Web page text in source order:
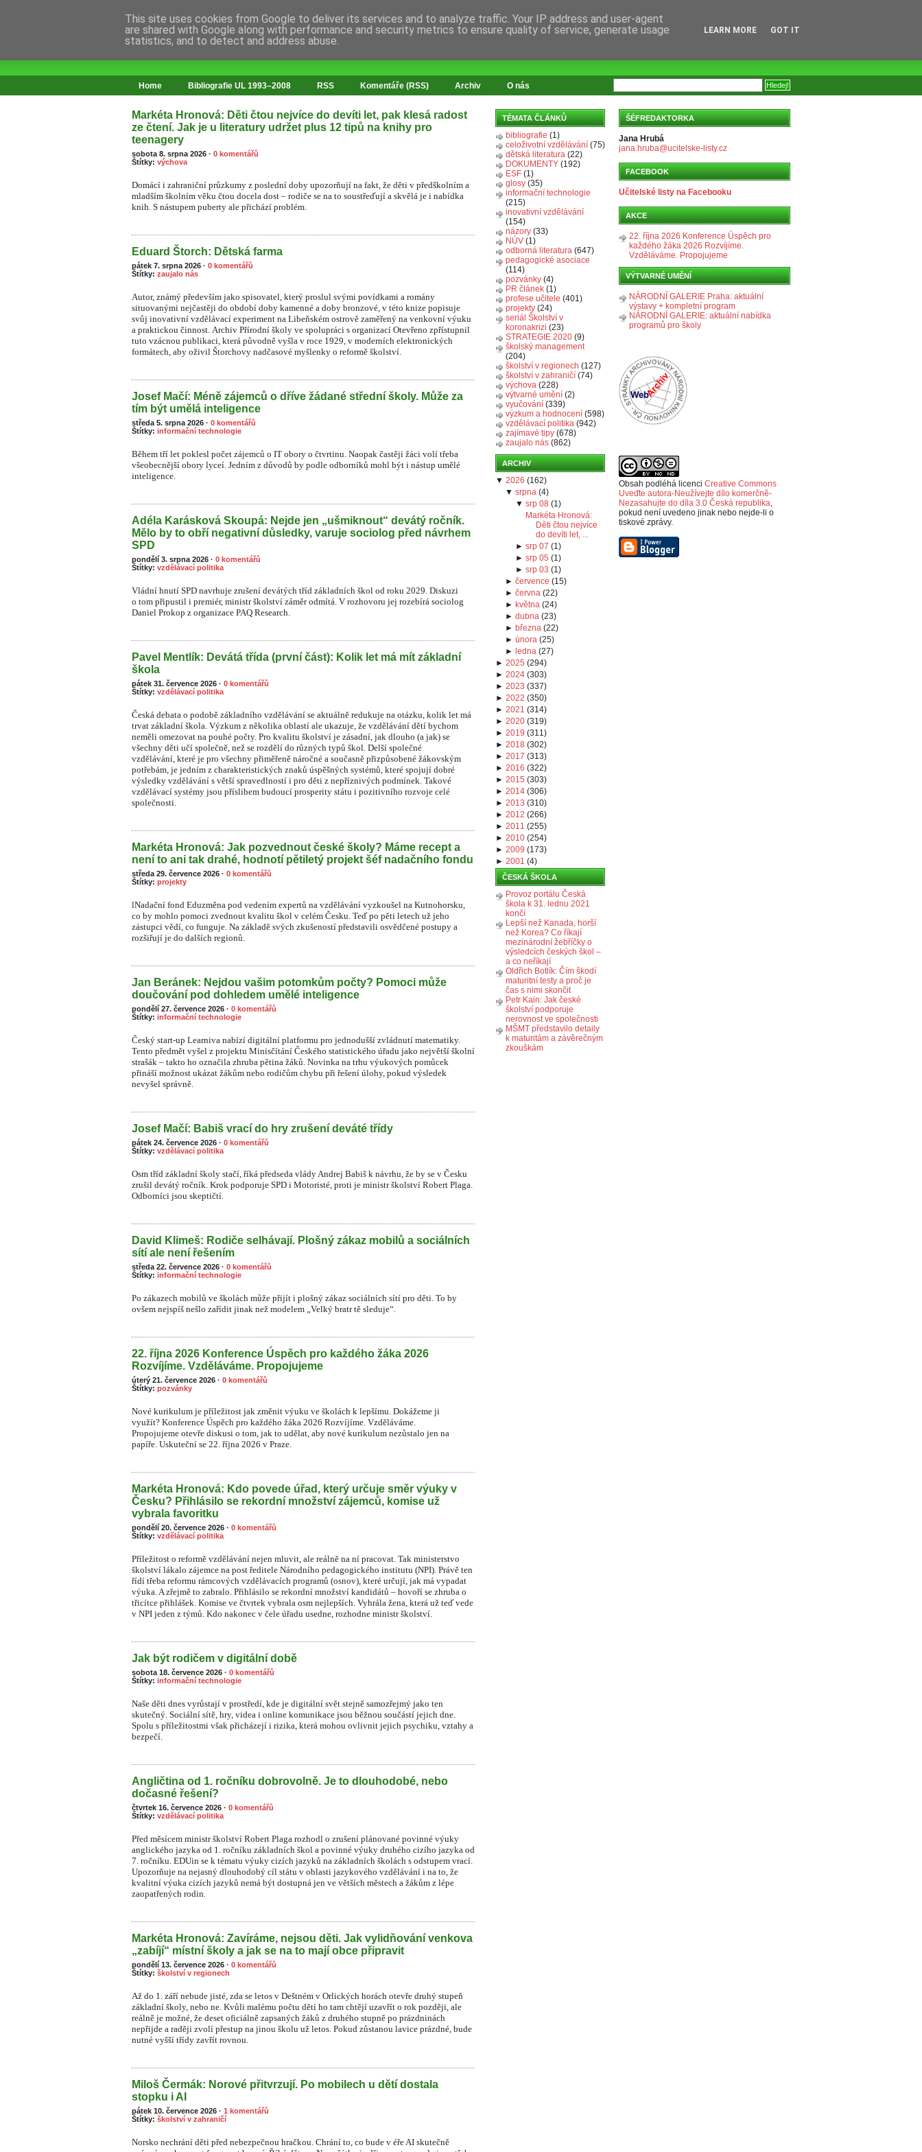
Home Bibliografie UL 1993–2008 RSS Komentáře (RSS) Archiv O nás
Markéta Hronová: Děti čtou nejvíce do devíti let, pak klesá radost
ze čtení. Jak je u literatury udržet plus 12 tipů na knihy pro
teenagery
sobota 8. srpna 2026 · 0 komentářů
Štítky: výchova
Domácí i zahraniční průzkumy z poslední doby upozorňují na fakt, že děti v předškolním a
mladším školním věku čtou docela dost – rodiče se na to soustřeďují a skvělá je i nabídka
knih. S nástupem puberty ale přichází problém.
Eduard Štorch: Dětská farma
pátek 7. srpna 2026 · 0 komentářů
Štítky: zaujalo nás
Autor, známý především jako spisovatel, který proslul svými povídkami a romány
situovanými nejčastěji do období doby kamenné a doby bronzové, v této knize popisuje
svůj inovativní vzdělávací experiment na Libeňském ostrově zaměřený na venkovní výuku
a praktickou činnost. Archiv Přírodní školy ve spolupráci s organizací Otevřeno zpřístupnil
tuto vzácnou publikaci, která původně vyšla v roce 1929, v moderních elektronických
formátech, aby oživil Štorchovy nadčasové myšlenky o reformě školství.
Josef Mačí: Méně zájemců o dříve žádané střední školy. Může za
tím být umělá inteligence
středa 5. srpna 2026 · 0 komentářů
Štítky: informační technologie
Během tří let poklesl počet zájemců o IT obory o čtvrtinu. Naopak častěji žáci volí třeba
všeobecnější obory lyceí. Jedním z důvodů by podle odborníků mohl být i nástup umělé
inteligence.
Adéla Karásková Skoupá: Nejde jen „ušmiknout“ devátý ročník.
Mělo by to obří negativní důsledky, varuje sociolog před návrhem
SPD
pondělí 3. srpna 2026 · 0 komentářů
Štítky: vzdělávací politika
Vládní hnutí SPD navrhuje zrušení devátých tříd základních škol od roku 2029. Diskuzi
o tom připustil i premiér, ministr školství záměr odmítá. V rozhovoru jej rozebírá sociolog
Daniel Prokop z organizace PAQ Research.
Pavel Mentlík: Devátá třída (první část): Kolik let má mít základní
škola
pátek 31. července 2026 · 0 komentářů
Štítky: vzdělávací politika
Česká debata o podobě základního vzdělávání se aktuálně redukuje na otázku, kolik let má
trvat základní škola. Výzkum z několika oblastí ale ukazuje, že vzdělávání dětí bychom
neměli omezovat na pouhé počty. Pro kvalitu školství je zásadní, jak dlouho (a jak) se
všechny děti učí společně, než se rozdělí do různých typů škol. Delší společné
vzdělávání, které je pro všechny přiměřeně náročné a současně přizpůsobené žákovským
potřebám, je jedním z charakteristických znaků úspěšných systémů, které spojují dobré
výsledky vzdělávání s větší spravedlností i pro děti z nepříznivých podmínek. Takové
vzdělávací systémy jsou příslibem budoucí prosperity státu i pozitivního rozvoje celé
společnosti.
Markéta Hronová: Jak pozvednout české školy? Máme recept a
není to ani tak drahé, hodnotí pětiletý projekt šéf nadačního fondu
středa 29. července 2026 · 0 komentářů
Štítky: projekty
lNadační fond Eduzměna pod vedením expertů na vzdělávání vyzkoušel na Kutnohorsku,
co by mohlo pomoci zvednout kvalitu škol v celém Česku. Teď po pěti letech už jeho
zástupci vědí, co funguje. Na základě svých zkušeností představili osvědčené postupy a
rozšiřují je do dalších regionů.
Jan Beránek: Nejdou vašim potomkům počty? Pomoci může
doučování pod dohledem umělé inteligence
pondělí 27. července 2026 · 0 komentářů
Štítky: informační technologie
Český start-up Learniva nabízí digitální platformu pro jednodušší zvládnutí matematiky.
Tento předmět vyšel z projektu Minisčítání Českého statistického úřadu jako největší školní
strašák – takto ho označila zhruba pětina žáků. Novinka na trhu výukových pomůcek
přináší možnost ukázat žákům nebo rodičům chybu při řešení úlohy, pokud výsledek
nevyšel správně.
Josef Mačí: Babiš vrací do hry zrušení deváté třídy
pátek 24. července 2026 · 0 komentářů
Štítky: vzdělávací politika
Osm tříd základní školy stačí, říká předseda vlády Andrej Babiš k návrhu, že by se v Česku
zrušil devátý ročník. Krok podporuje SPD i Motoristé, proti je ministr školství Robert Plaga.
Odborníci jsou skeptičtí.
David Klimeš: Rodiče selhávají. Plošný zákaz mobilů a sociálních
sítí ale není řešením
středa 22. července 2026 · 0 komentářů
Štítky: informační technologie
Po zákazech mobilů ve školách může přijít i plošný zákaz sociálních sítí pro děti. To by
ovšem nejspíš nešlo zařídit jinak než modelem „Velký bratr tě sleduje“.
22. října 2026 Konference Úspěch pro každého žáka 2026
Rozvíjíme. Vzděláváme. Propojujeme
úterý 21. července 2026 · 0 komentářů
Štítky: pozvánky
Nové kurikulum je příležitost jak změnit výuku ve školách k lepšímu. Dokážeme ji
využít? Konference Úspěch pro každého žáka 2026 Rozvíjíme. Vzděláváme.
Propojujeme otevře diskusi o tom, jak to udělat, aby nové kurikulum nezůstalo jen na
papíře. Uskuteční se 22. října 2026 v Praze.
Markéta Hronová: Kdo povede úřad, který určuje směr výuky v
Česku? Přihlásilo se rekordní množství zájemců, komise už
vybrala favoritku
pondělí 20. července 2026 · 0 komentářů
Štítky: vzdělávací politika
Příležitost o reformě vzdělávání nejen mluvit, ale reálně na ní pracovat. Tak ministerstvo
školství lákalo zájemce na post ředitele Národního pedagogického institutu (NPI). Právě ten
řídí třeba reformu rámcových vzdělávacích programů (osnov), které určují, jak má vypadat
výuka. A zřejmě to zabralo. Přihlásilo se rekordní množství kandidátů – hovoří se zhruba o
třicítce přihlášek. Komise ve čtvrtek vybrala osm nejlepších. Vyhrála žena, která už teď vede
v NPI jeden z týmů. Kdo nakonec v čele úřadu usedne, rozhodne ministr školství.
Jak být rodičem v digitální době
sobota 18. července 2026 · 0 komentářů
Štítky: informační technologie
Naše děti dnes vyrůstají v prostředí, kde je digitální svět stejně samozřejmý jako ten
skutečný. Sociální sítě, hry, videa i online komunikace jsou běžnou součástí jejich dne.
Spolu s příležitostmi však přicházejí i rizika, která mohou ovlivnit jejich psychiku, vztahy a
bezpečí.
Angličtina od 1. ročníku dobrovolně. Je to dlouhodobé, nebo
dočasné řešení?
čtvrtek 16. července 2026 · 0 komentářů
Štítky: vzdělávací politika
Před měsícem ministr školství Robert Plaga rozhodl o zrušení plánované povinné výuky
anglického jazyka od 1. ročníku základních škol a povinné výuky druhého cizího jazyka od
7. ročníku. EDUin se k tématu výuky cizích jazyků na základních školách s odstupem vrací.
Upozorňuje na nejasný dlouhodobý cíl státu v oblasti jazykového vzdělávání i na to, že
kvalitní výuka cizích jazyků nemá být dostupná jen ve větších městech a žákům z lépe
zaopatřených rodin.
Markéta Hronová: Zavíráme, nejsou děti. Jak vylidňování venkova
„zabíjí“ místní školy a jak se na to mají obce připravit
pondělí 13. července 2026 · 0 komentářů
Štítky: školství v regionech
Až do 1. září nebude jisté, zda se letos v Deštném v Orlických horách otevře druhý stupeň
základní školy, nebo ne. Kvůli malému počtu dětí ho tam chtějí uzavřít o rok později, ale
reálně je možné, že deset oficiálně zapsaných žáků z druhého stupně po prázdninách
nepřijde a raději zvolí přestup na jinou školu už letos. Pokud zůstanou lavice prázdné, bude
nutné vyšší třídy zavřít rovnou.
Miloš Čermák: Norové přitvrzují. Po mobilech u dětí dostala
stopku i AI
pátek 10. července 2026 · 1 komentářů
Štítky: školství v zahraničí
Norsko nechrání děti před nebezpečnou hračkou. Chrání to, co bude v éře AI skutečně
TÉMATA ČLÁNKŮ
bibliografie (1)
celoživotní vzdělávání (75)
dětská literatura (22)
DOKUMENTY (192)
ESF (1)
glosy (35)
informační technologie
(215)
inovativní vzdělávání
(154)
názory (33)
NÚV (1)
odborná literatura (647)
pedagogické asociace
(114)
pozvánky (4)
PR článek (1)
profese učitele (401)
projekty (24)
seriál Školství v
koronakrizi (23)
STRATEGIE 2020 (9)
školský management
(204)
školství v regionech (127)
školství v zahraničí (74)
výchova (228)
výtvarné umění (2)
vyučování (339)
výzkum a hodnocení (598)
vzdělávací politika (942)
zajímavé tipy (678)
zaujalo nás (862)
ARCHIV
▼ 2026 (162)
▼srpna (4)
▼ srp 08 (1)
Markéta Hronová:
Děti čtou nejvíce
do devíti let, ...
► srp 07 (1)
► srp 05 (1)
► srp 03 (1)
►července (15)
►června (22)
► května (24)
►dubna (23)
► března (22)
►února (25)
► ledna (27)
► 2025 (294)
► 2024 (303)
► 2023 (337)
► 2022 (350)
► 2021 (314)
► 2020 (319)
► 2019 (311)
► 2018 (302)
► 2017 (313)
► 2016 (322)
► 2015 (303)
► 2014 (306)
► 2013 (310)
► 2012 (266)
► 2011 (255)
► 2010 (254)
► 2009 (173)
► 2001 (4)
ČESKÁ ŠKOLA
Provoz portálu Česká
škola k 31. lednu 2021
končí
Lepší než Kanada, horší
než Korea? Co říkají
mezinárodní žebříčky o
výsledcích českých škol –
a co neříkají
Oldřich Botlík: Čím škodí
maturitní testy a proč je
čas s nimi skončit
Petr Kain: Jak české
školství podporuje
nerovnost ve společnosti
MŠMT představilo detaily
k maturitám a závěrečným
zkouškám
ŠÉFREDAKTORKA
Jana Hrubá
jana.hruba@ucitelske-listy.cz
FACEBOOK
Učitelské listy na Facebooku
AKCE
22. října 2026 Konference Úspěch pro
každého žáka 2026 Rozvíjíme.
Vzděláváme. Propojujeme
VÝTVARNÉ UMĚNÍ
NÁRODNÍ GALERIE Praha: aktuální
výstavy + kompletní program
NÁRODNÍ GALERIE: aktuální nabídka
programů pro školy
Obsah podléhá licenci Creative Commons
Uveďte autora-Neužívejte dílo komerčně-
Nezasahujte do díla 3.0 Česká republika,
pokud není uvedeno jinak nebo nejde-li o
tiskové zprávy.
This site uses cookies from Google to deliver its services and to analyze traffic. Your IP address and user-agent
are shared with Google along with performance and security metrics to ensure quality of service, generate usage
statistics, and to detect and address abuse.
LEARN MORE GOT IT